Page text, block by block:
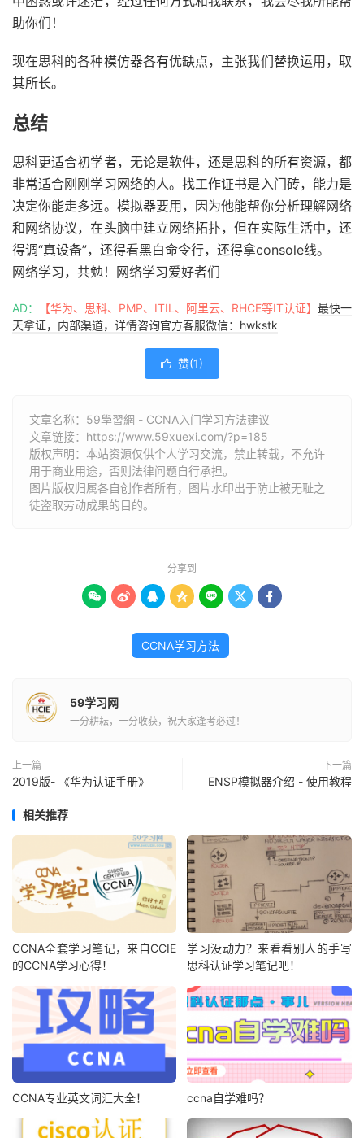
助你们！
现在思科的各种模仿器各有优缺点，主张我们替换运用，取
其所长。
总结
思科更适合初学者，无论是软件，还是思科的所有资源，都
非常适合刚刚学习网络的人。找工作证书是入门砖，能力是
决定你能走多远。模拟器要用，因为他能帮你分析理解网络
和网络协议，在头脑中建立网络拓扑，但在实际生活中，还
得调“真设备”，还得看黑白命令行，还得拿console线。
网络学习，共勉！网络学习爱好者们
AD： 【华为、思科、PMP、ITIL、阿里云、RHCE等IT认证】 最快一
天拿证，内部渠道，详情咨询官方客服微信：hwkstk
 赞(1)
文章名称：59學習網 - CCNA入门学习方法建议
文章链接： https://www.59xuexi.com/?p=185
版权声明：本站资源仅供个人学习交流，禁止转载，不允许
用于商业用途，否则法律问题自行承担。
图片版权归属各自创作者所有，图片水印出于防止被无耻之
徒盗取劳动成果的目的。
分享到
      
CCNA学习方法
59学习网
一分耕耘，一分收获，祝大家逢考必过！
上一篇
2019版- 《华为认证手册》
下一篇
ENSP模拟器介绍 - 使用教程
相关推荐
CCNA全套学习笔记，来自CCIE
的CCNA学习心得！
学习没动力？来看看别人的手写
思科认证学习笔记吧！
CCNA专业英文词汇大全！ ccna自学难吗？